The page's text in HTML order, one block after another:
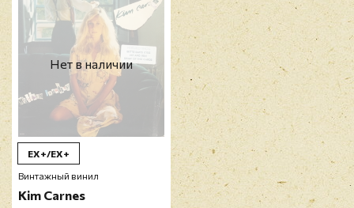
Нет в наличии
EX+/EX+
Винтажный винил
Kim Carnes